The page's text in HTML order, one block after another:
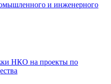
и инженерного
НКО на проекты по